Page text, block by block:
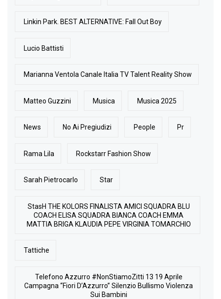
Linkin Park. BEST ALTERNATIVE: Fall Out Boy
Lucio Battisti
Marianna Ventola Canale Italia TV Talent Reality Show
Matteo Guzzini Musica Musica 2025
News No Ai Pregiudizi People Pr
Rama Lila Rockstarr Fashion Show
Sarah Pietrocarlo Star
StasH THE KOLORS FINALISTA AMICI SQUADRA BLU
COACH ELISA SQUADRA BIANCA COACH EMMA
MATTIA BRIGA KLAUDIA PEPE VIRGINIA TOMARCHIO
Tattiche
Telefono Azzurro #NonStiamoZitti 13 19 Aprile
Campagna “Fiori D’Azzurro” Silenzio Bullismo Violenza
Sui Bambini